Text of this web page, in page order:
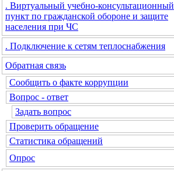
. Виртуальный учебно-консультационный
пункт по гражданской обороне и защите
населения при ЧС
. Подключение к сетям теплоснабжения
Обратная связь
Сообщить о факте коррупции
Вопрос - ответ
Задать вопрос
Проверить обращение
Статистика обращений
Опрос